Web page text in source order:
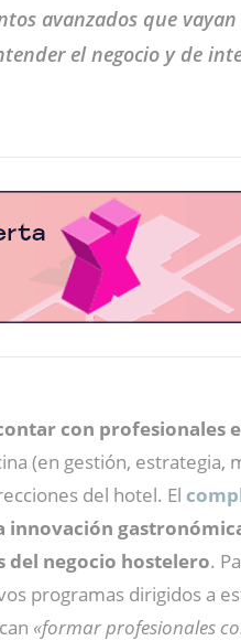
avanzados que
el negocio y de
con profesionales
(en gestión,
del hotel. El
innovación
del negocio hostelero.
programas dirigidos a
«formar profesionales